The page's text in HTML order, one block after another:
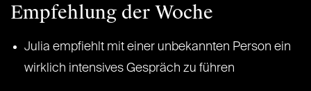
Empfehlung der Woche
Julia empfiehlt mit einer unbekannten Person ein
wirklich intensives Gespräch zu führen